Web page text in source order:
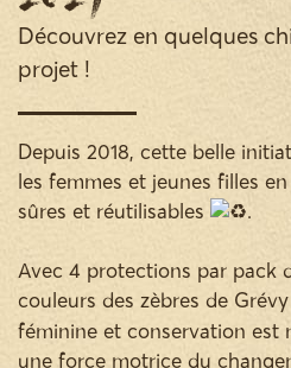
Découvrez en quelques
projet !
Depuis 2018, cette belle
les femmes et jeunes filles
sûres et réutilisables
.
Avec 4 protections par pack
couleurs des zèbres de Grévy
féminine et conservation est
une force motrice du